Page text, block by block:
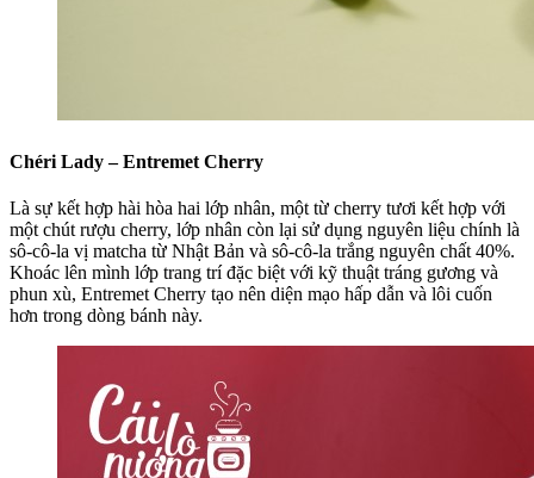
Chéri Lady – Entremet Cherry
Là sự kết hợp hài hòa hai lớp nhân, một từ cherry tươi kết hợp với
một chút rượu cherry, lớp nhân còn lại sử dụng nguyên liệu chính là
sô-cô-la vị matcha từ Nhật Bản và sô-cô-la trắng nguyên chất 40%.
Khoác lên mình lớp trang trí đặc biệt với kỹ thuật tráng gương và
phun xù, Entremet Cherry tạo nên diện mạo hấp dẫn và lôi cuốn
hơn trong dòng bánh này.